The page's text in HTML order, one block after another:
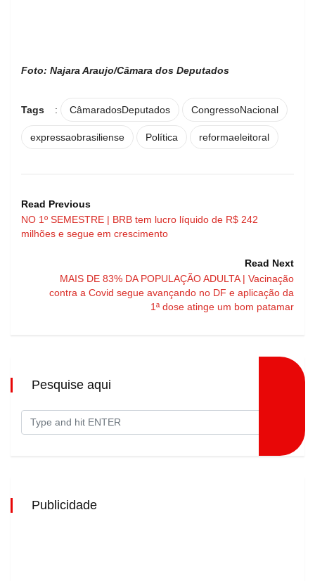
Foto: Najara Araujo/Câmara dos Deputados
Tags : CâmaradosDeputados CongressoNacional
expressaobrasiliense Política reformaeleitoral
Read Previous
NO 1º SEMESTRE | BRB tem lucro líquido de R$ 242
milhões e segue em crescimento
Read Next
MAIS DE 83% DA POPULAÇÃO ADULTA | Vacinação
contra a Covid segue avançando no DF e aplicação da
1ª dose atinge um bom patamar
Pesquise aqui
Publicidade